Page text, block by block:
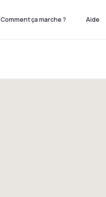
Comment ça marche ? Aide